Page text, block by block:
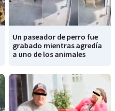
Un paseador de perro fue
grabado mientras agredía
a uno de los animales